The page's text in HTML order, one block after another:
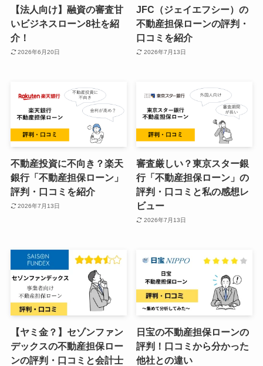
【法人向け】融資の審査甘
いビジネスローン8社を紹
介！
2026年6月20日
JFC（ジェイエフシー）の
不動産担保ローンの評判・
口コミを紹介
2026年7月13日
不動産投資に不向き？楽天
銀行「不動産担保ローン」
評判・口コミを紹介
2026年7月13日
審査厳しい？東京スター銀
行「不動産担保ローン」の
評判・口コミと私の感想レ
ビュー
2026年7月13日
【ヤミ金？】セゾンファン
デックスの不動産担保ロー
ンの評判・口コミと会計士
日宝の不動産担保ローンの
評判！口コミから分かった
他社との違い